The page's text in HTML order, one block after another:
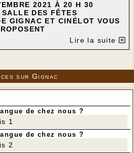
2021 À 20 H 30
DES FÊTES
GIGNAC ET CINÉLOT VOUS
DE CHLOÉ ZHAO
---
Lire la suite
sur Gignac
de chez nous ?
1
de chez nous ?
2